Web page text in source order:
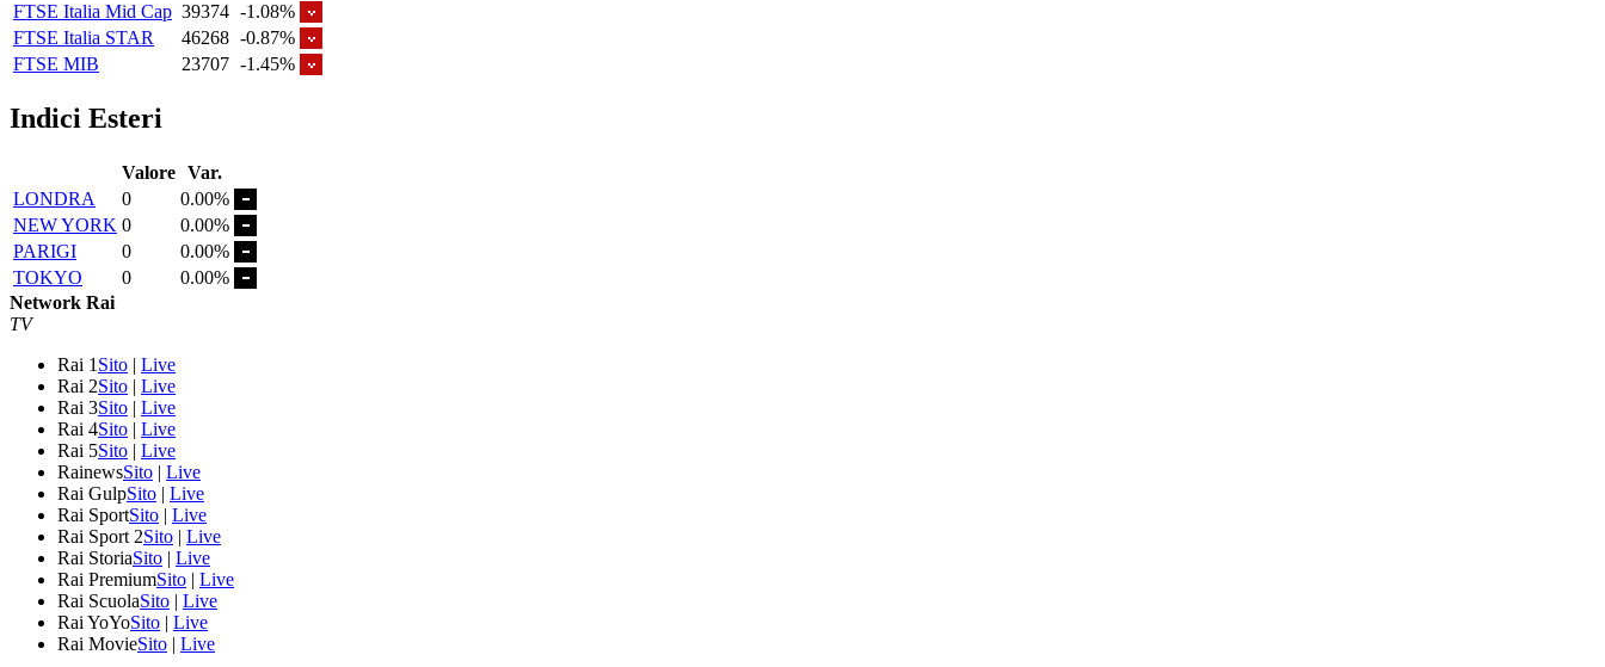
FTSE Italia Mid Cap 39374 -1.08%
FTSE Italia STAR
46268 -0.87%
FTSE MIB
23707 -1.45%
Indici Esteri
Valore Var.
LONDRA
0
0.00%
NEW YORK 0
0.00%
PARIGI
0
0.00%
TOKYO
0
0.00%
Network Rai
TV
Rai 1 Sito | Live
Rai 2Sito | Live
Rai 3Sito | Live
Rai 4Sito | Live
Rai 5Sito | Live
RainewsSito | Live
Rai GulpSito | Live
Rai SportSito | Live
Rai Sport 2Sito | Live
Rai StoriaSito | Live
Rai PremiumSito | Live
Rai ScuolaSito | Live
Rai YoYoSito | Live
Rai MovieSito | Live